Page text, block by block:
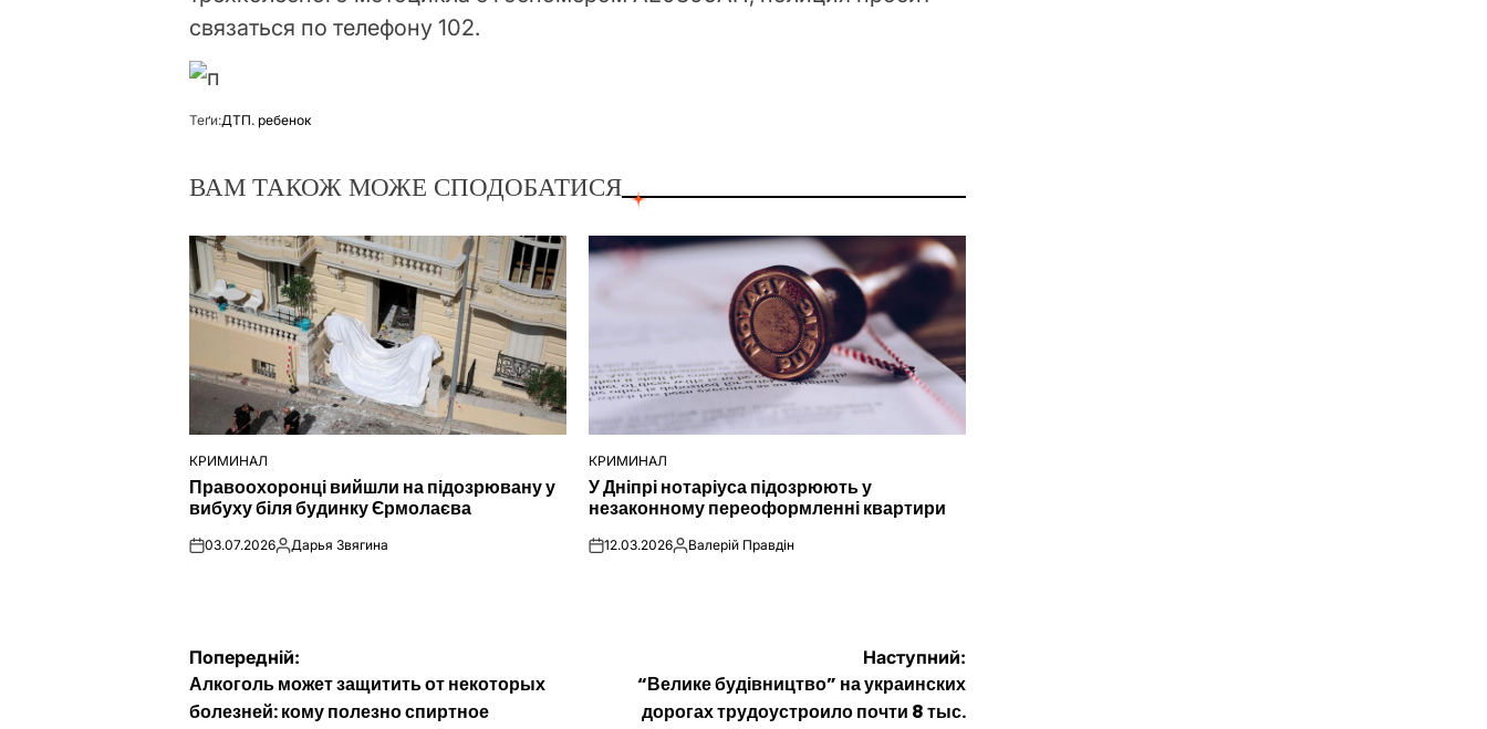
связаться по телефону 102.
Теґи:ДТП. ребенок
ВАМ ТАКОЖ МОЖЕ СПОДОБАТИСЯ
ОПУБЛІКУВАТИ
КРИМИНАЛ
Правоохоронці вийшли на підозрювану у
вибуху біля будинку Єрмолаєва
on03.07.2026Опубліковано
Дарья Звягина
ОПУБЛІКУВАТИ
У
КРИМИНАЛ
У Дніпрі нотаріуса підозрюють у
незаконному переоформленні квартири
on12.03.2026Опубліковано
Валерій Правдін
Навігація
Попередній:
Алкоголь может защитить от некоторых
болезней: кому полезно спиртное
Наступний:
“Велике будівництво” на украинских
дорогах трудоустроило почти 8 тыс.